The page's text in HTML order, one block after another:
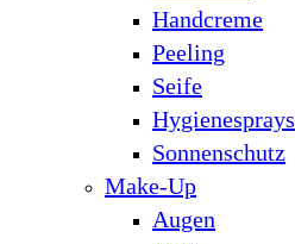
Handcreme
Peeling
Seife
Hygienesprays
Sonnenschutz
Make-Up
Augen